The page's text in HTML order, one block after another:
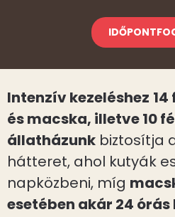
Intenzív kezeléshez
és macska, illetve 10
állatházunk biztosítja
hátteret, ahol kutyák
napközbeni, míg
esetében akár 24